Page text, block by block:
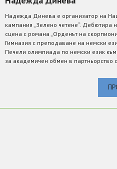
Надежда Динева е организатор на
кампания „Зелено четене“. Дебютира
сцена с романа „Орденът на
Гимназия с преподаване на немски
Печели олимпиада по немски език
за академичен обмен в партньорство